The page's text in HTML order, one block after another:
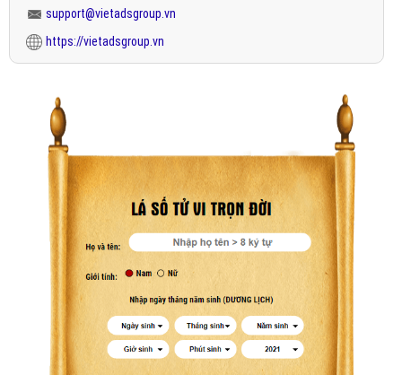
support@vietadsgroup.vn
https://vietadsgroup.vn